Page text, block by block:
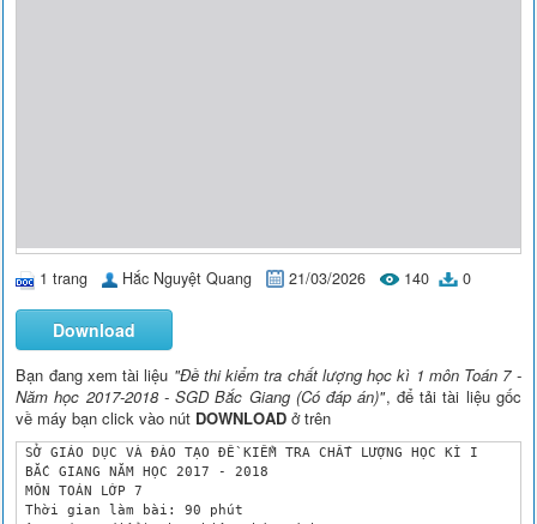
1 trang Hắc Nguyệt Quang 21/03/2026 140 0
Download
Bạn đang xem tài liệu "Đề thi kiểm tra chất lượng học kì 1 môn Toán 7 -
Năm học 2017-2018 - SGD Bắc Giang (Có đáp án)", để tải tài liệu gốc
về máy bạn click vào nút DOWNLOAD ở trên
SỞ GIÁO DỤC VÀ ĐÀO TẠO ĐỀ KIỂM TRA CHẤT LƯỢNG HỌC KÌ I
BẮC GIANG NĂM HỌC 2017 - 2018
MÔN TOÁN LỚP 7
Thời gian làm bài: 90 phút